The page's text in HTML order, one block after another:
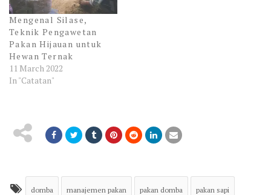
Mengenal Silase,
Teknik Pengawetan
Pakan Hijauan untuk
Hewan Ternak
11 March 2022
In "Catatan"
domba manajemen pakan pakan domba pakan sapi